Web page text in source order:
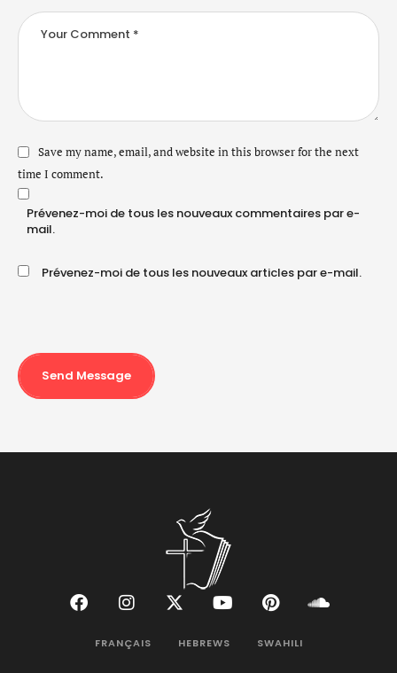
Save my name, email, and website in this browser for the next
time I comment.
Prévenez-moi de tous les nouveaux commentaires par e-
mail.
Prévenez-moi de tous les nouveaux articles par e-mail.
Send Message
FRANÇAIS HEBREWS SWAHILI